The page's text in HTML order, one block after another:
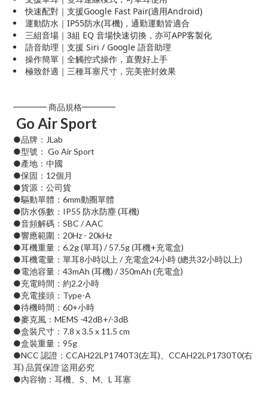
快速配對｜支援Google Fast Pair(適用Android)
運動防水｜IP55防水(耳機)，通勤運動皆適合
三組音場｜3組 EQ 音場快速切換，亦可APP客製化
語音助理｜支援 Siri / Google 語音助理
操作簡單｜全觸控式操作，直覺好上手
極致舒適｜三種耳塞尺寸，完美密封效果
━━━━ 商品規格━━━━
Go Air Sport
●品牌：JLab
●型號： Go Air Sport
●產地：中國
●保固：12個月
●貨源：公司貨
●驅動單體：6mm動圈單體
●防水係數：IP55 防水防塵 (耳機)
●音頻解碼：SBC / AAC
●響應範圍：20Hz - 20kHz
●耳機重量：6.2g (單耳) / 57.5g (耳機+充電盒)
●耳機電量：單耳8小時以上 / 充電盒24小時 (總共32小時以上)
●電池容量：43mAh (耳機) / 350mAh (充電盒)
●充電時間：約2.2小時
●充電接頭：Type-A
●待機時間：60+小時
●麥克風：MEMS -42dB+/-3dB
●盒裝尺寸：7.8 x 3.5 x 11.5 cm
●盒裝重量：95g
●NCC 認證：CCAH22LP1740T3(左耳)、CCAH22LP1730T0(右
耳) 品質保證 盜用必究
●內容物：耳機、S、M、L 耳塞